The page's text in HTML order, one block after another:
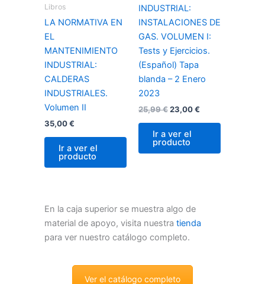
Libros
LA NORMATIVA EN
EL
MANTENIMIENTO
INDUSTRIAL:
CALDERAS
INDUSTRIALES.
Volumen II
35,00€
Ir a ver el
producto
INDUSTRIAL:
INSTALACIONES DE
GAS. VOLUMEN I:
Tests y Ejercicios.
(Español) Tapa
blanda – 2 Enero
2023
25,99€23,00€
Ir a ver el
producto
En la caja superior se muestra algo de
material de apoyo, visita nuestra tienda
para ver nuestro catálogo completo.
Ver el catálogo completo